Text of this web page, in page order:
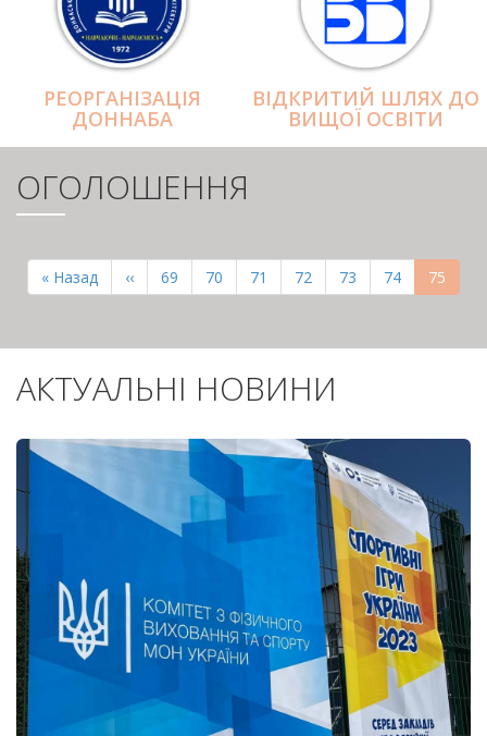
РЕОРГАНІЗАЦІЯ
ДОННАБА
ВІДКРИТИЙ ШЛЯХ ДО
ВИЩОЇ ОСВІТИ
ОГОЛОШЕННЯ
СТОРІНКИ
Перша
сторінка
« Назад
Попередня
сторінка
‹‹ Page
69 Page
70 Page
71 Page
72 Page
73 Page
74 75
АКТУАЛЬНІ НОВИНИ